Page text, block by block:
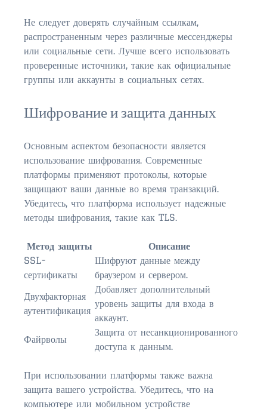
$750,000 – $1,000,000
$2,000,000 and up
PRESALE TICKETS
Не следует доверять случайным ссылкам,
распространенным через различные мессенджеры
или социальные сети. Лучше всего использовать
проверенные источники, такие как официальные
группы или аккаунты в социальных сетях.
Шифрование и защита данных
Основным аспектом безопасности является
использование шифрования. Современные
платформы применяют протоколы, которые
защищают ваши данные во время транзакций.
Убедитесь, что платформа использует надежные
методы шифрования, такие как TLS.
Метод защиты
Описание
SSL-
сертификаты
Шифруют данные между
браузером и сервером.
Двухфакторная
аутентификация
Добавляет дополнительный
уровень защиты для входа в
аккаунт.
Файрволы
Защита от несанкционированного
доступа к данным.
При использовании платформы также важна
защита вашего устройства. Убедитесь, что на
компьютере или мобильном устройстве